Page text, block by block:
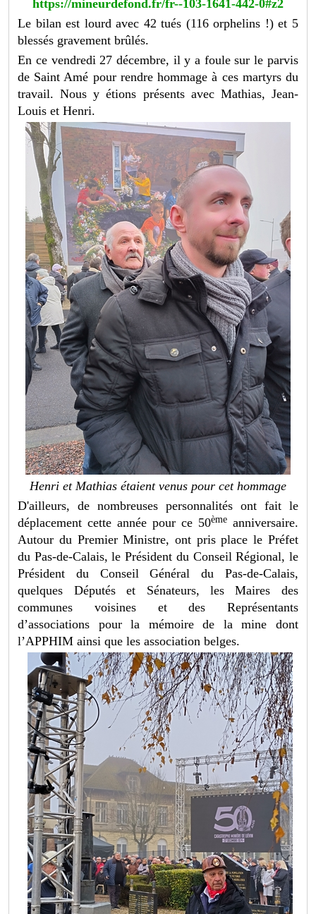
https://mineurdefond.fr/fr--103-1641-442-0#z2
Le bilan est lourd avec 42 tués (116 orphelins !) et 5
blessés gravement brûlés.
En ce vendredi 27 décembre, il y a foule sur le parvis
de Saint Amé pour rendre hommage à ces martyrs du
travail. Nous y étions présents avec Mathias, Jean-
Louis et Henri.
Henri et Mathias étaient venus pour cet hommage
D'ailleurs, de nombreuses personnalités ont fait le
déplacement cette année pour ce 50èmeanniversaire.
Autour du Premier Ministre, ont pris place le Préfet
du Pas-de-Calais, le Président du Conseil Régional, le
Président du Conseil Général du Pas-de-Calais,
quelques Députés et Sénateurs, les Maires des
communes voisines et des Représentants
d’associations pour la mémoire de la mine dont
l’APPHIM ainsi que les association belges.